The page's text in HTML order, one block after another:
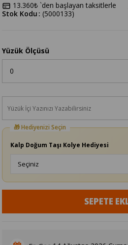
13.360₺ `den başlayan taksitlerle
(5000133)
Stok Kodu
Yüzük Ölçüsü
Kalp Doğum Taşı Kolye Hediyesi